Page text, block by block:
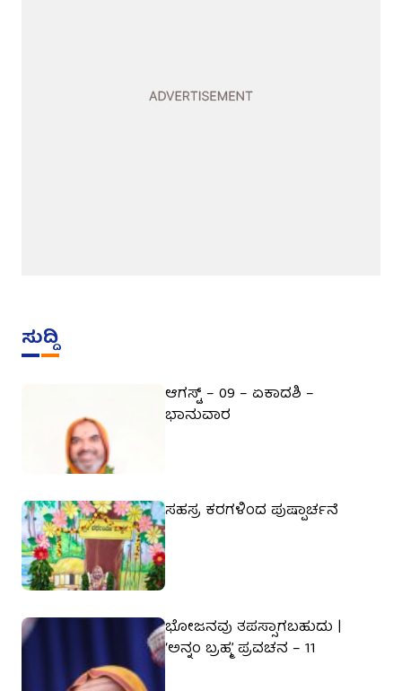
ಸುದ್ದಿ
ಆಗಸ್ಟ್ – 09 – ಏಕಾದಶಿ –
ಭಾನುವಾರ
ಸಹಸ್ರ ಕರಗಳಿಂದ ಪುಷ್ಪಾರ್ಚನೆ
ಭೋಜನವು ತಪಸ್ಸಾಗಬಹುದು |
‘ಅನ್ನಂ ಬ್ರಹ್ಮ’ ಪ್ರವಚನ – 11